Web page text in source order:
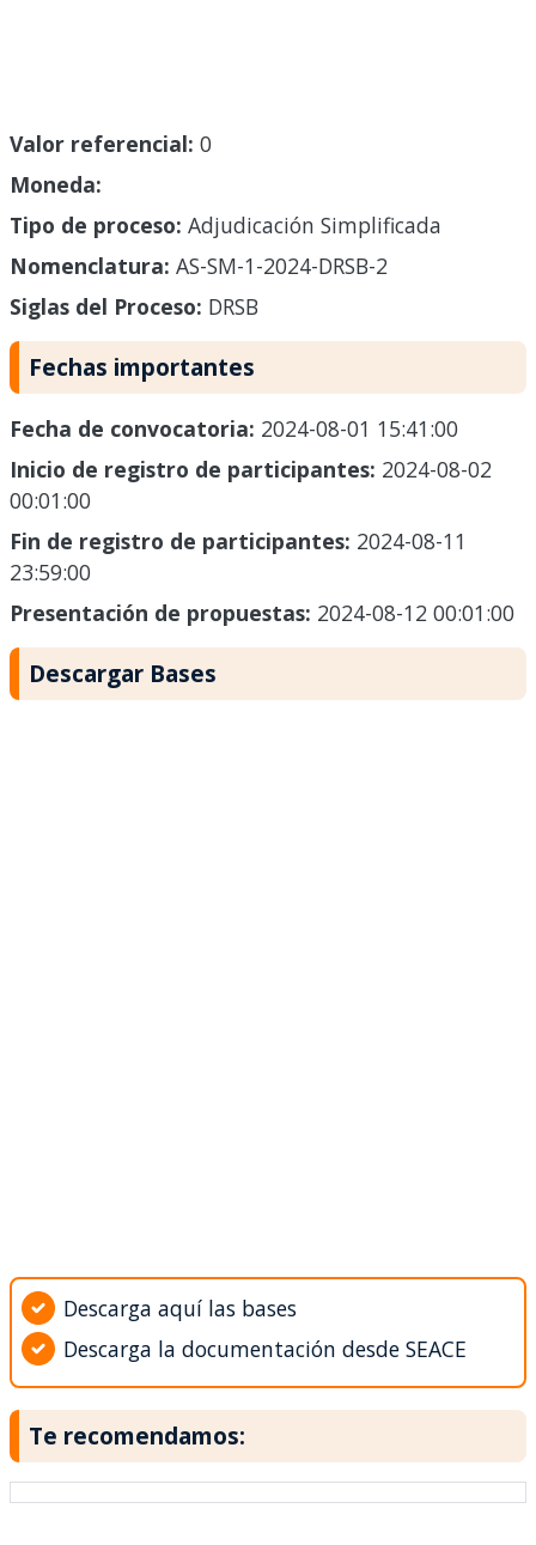
Valor referencial: 0
Moneda:
Tipo de proceso: Adjudicación Simplificada
Nomenclatura: AS-SM-1-2024-DRSB-2
Siglas del Proceso: DRSB
Fechas importantes
Fecha de convocatoria: 2024-08-01 15:41:00
Inicio de registro de participantes: 2024-08-02
00:01:00
Fin de registro de participantes: 2024-08-11
23:59:00
Presentación de propuestas: 2024-08-12 00:01:00
Descargar Bases
Descarga aquí las bases
Descarga la documentación desde SEACE
Te recomendamos: